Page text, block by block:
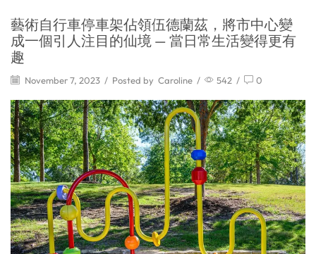
藝術自行車停車架佔領伍德蘭茲，將市中心變
成一個引人注目的仙境 — 當日常生活變得更有
趣
November 7, 2023 / Posted by Caroline / 542 / 0